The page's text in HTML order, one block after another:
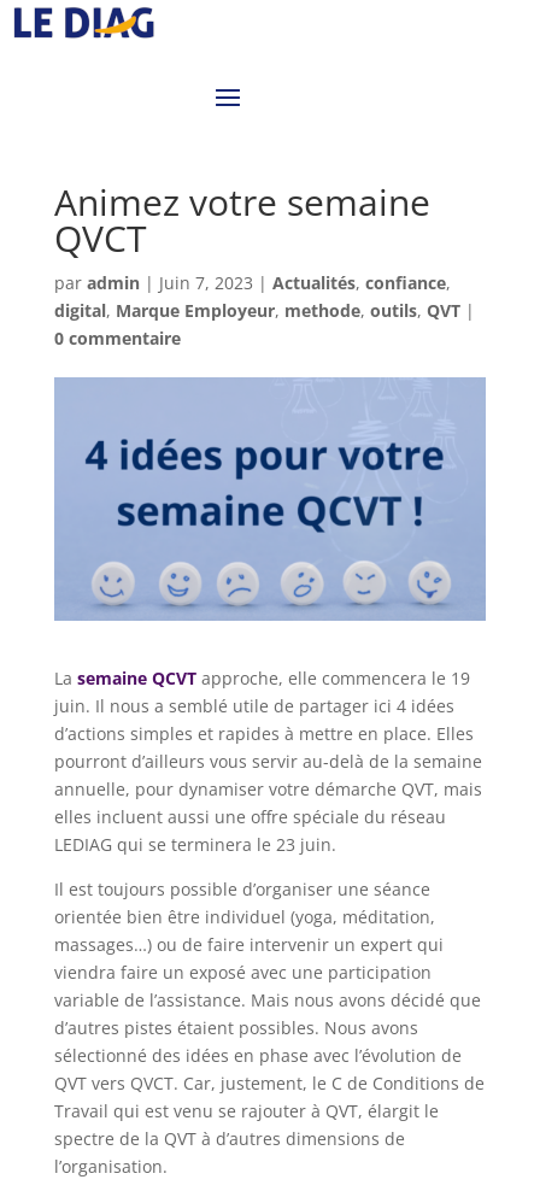
Animez votre semaine
QVCT
par admin| Juin 7, 2023 | Actualités, confiance,
digital, Marque Employeur, methode, outils, QVT|
0 commentaire
La semaine QCVTapproche, elle commencera le 19
juin. Il nous a semblé utile de partager ici 4 idées
d’actions simples et rapides à mettre en place. Elles
pourront d’ailleurs vous servir au-delà de la semaine
annuelle, pour dynamiser votre démarche QVT, mais
elles incluent aussi une offre spéciale du réseau
LEDIAG qui se terminera le 23 juin.
Il est toujours possible d’organiser une séance
orientée bien être individuel (yoga, méditation,
massages…) ou de faire intervenir un expert qui
viendra faire un exposé avec une participation
variable de l’assistance. Mais nous avons décidé que
d’autres pistes étaient possibles. Nous avons
sélectionné des idées en phase avec l’évolution de
QVT vers QVCT. Car, justement, le C de Conditions de
Travail qui est venu se rajouter à QVT, élargit le
spectre de la QVT à d’autres dimensions de
l’organisation.